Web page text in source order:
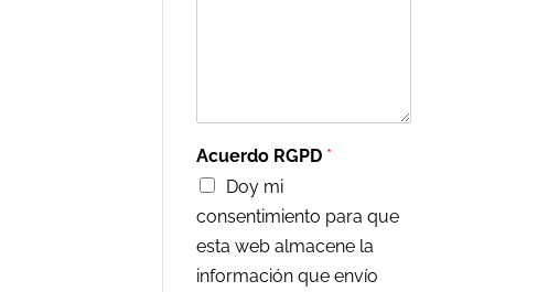
Acuerdo RGPD *
Doy mi
consentimiento para que
esta web almacene la
información que envío